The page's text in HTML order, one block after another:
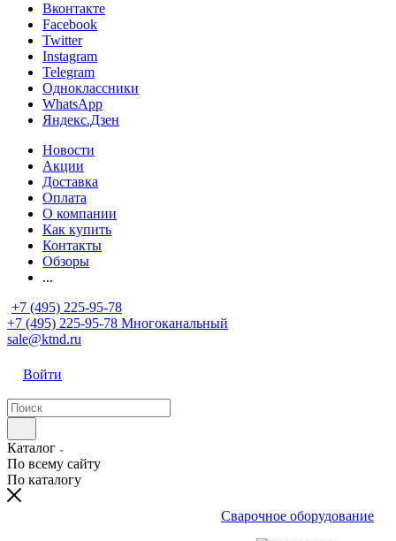
Вконтакте
Facebook
Twitter
Instagram
Telegram
Одноклассники
WhatsApp
Яндекс.Дзен
Новости
Акции
Доставка
Оплата
О компании
Как купить
Контакты
Обзоры
...
+7 (495) 225-95-78
+7 (495) 225-95-78 Многоканальный
sale@ktnd.ru
Войти
Каталог
По всему сайту
По каталогу
Сварочное оборудование